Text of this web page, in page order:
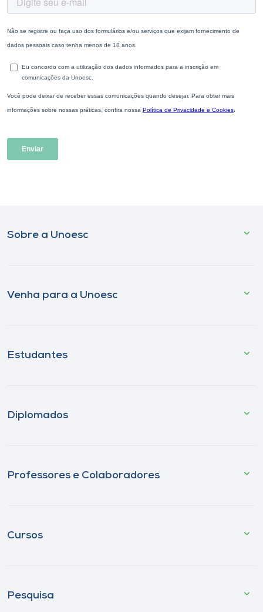
Sobre a Unoesc
Venha para a Unoesc
Estudantes
Diplomados
Professores e Colaboradores
Cursos
Pesquisa